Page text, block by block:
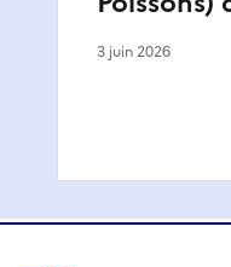
3 juin 2026